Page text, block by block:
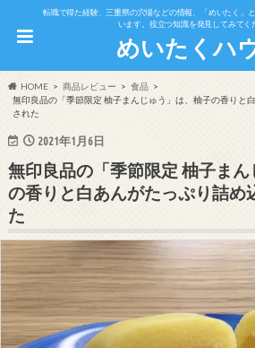
転職で得た経験、三重県の穴場などの情報、「めいたく」
います。役立つ知識を発見してみてく
めいたくハ
HOME 商品レビュー
食品
無印良品の「季節限定 柚子まんじゅう」は、柚子の香りと
された
2021年1月6日
無印良品の「季節限定 柚子ま
の香りと白あんがたっぷり詰め
た